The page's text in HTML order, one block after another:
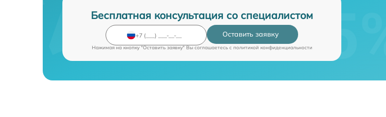
Бесплатная консультация со специалистом
Оставить заявку
Нажимая на кнопку "Оставить заявку" Вы соглашаетесь c политикой конфиденциальности